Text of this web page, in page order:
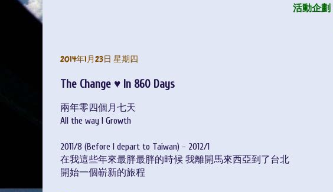
活動企劃
2014年1月23日 星期四
The Change ♥ In 860 Days
兩年零四個月七天
All the way I Growth
2011/8 (Before I depart to Taiwan) - 2012/1
在我這些年來最胖最胖的時候 我離開馬來西亞到了台北
開始一個嶄新的旅程